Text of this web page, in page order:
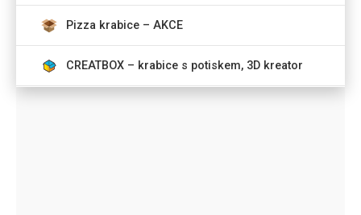
Pizza krabice – AKCE
CREATBOX – krabice s potiskem, 3D kreator